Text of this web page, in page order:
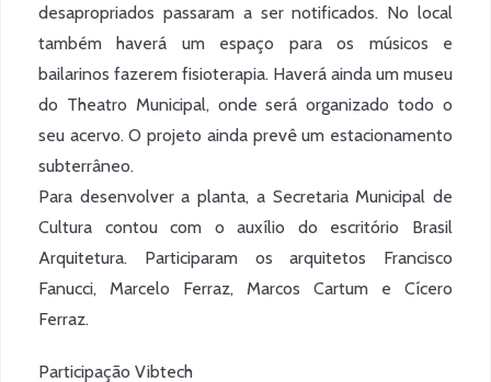
desapropriados passaram a ser notificados. No local
também haverá um espaço para os músicos e
bailarinos fazerem fisioterapia. Haverá ainda um museu
do Theatro Municipal, onde será organizado todo o
seu acervo. O projeto ainda prevê um estacionamento
subterrâneo.
Para desenvolver a planta, a Secretaria Municipal de
Cultura contou com o auxílio do escritório Brasil
Arquitetura. Participaram os arquitetos Francisco
Fanucci, Marcelo Ferraz, Marcos Cartum e Cícero
Ferraz.
Participação Vibtech